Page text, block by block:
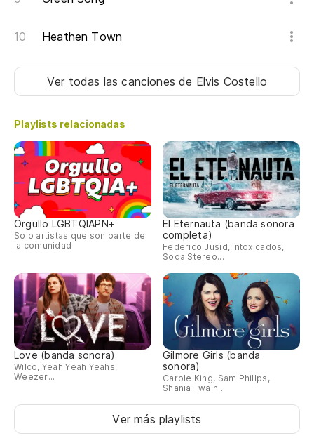
Heathen Town
Ver todas las cancionesde Elvis Costello
Playlists relacionadas
Orgullo LGBTQIAPN+
Solo artistas que son parte de
la comunidad
El Eternauta (banda sonora
completa)
Federico Jusid, Intoxicados,
Soda Stereo...
Love (banda sonora)
Wilco, Yeah Yeah Yeahs,
Weezer...
Gilmore Girls (banda
sonora)
Carole King, Sam Phillps,
Shania Twain...
Ver más playlists